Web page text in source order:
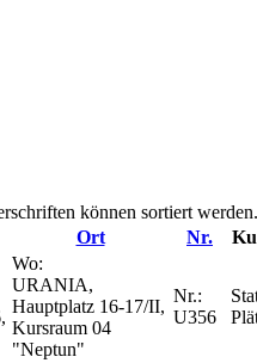
können sortiert werden.
Ort Nr.
Wo:
URANIA,
Hauptplatz 16-17/II,
Kursraum 04
"Neptun"
Nr.:
U356